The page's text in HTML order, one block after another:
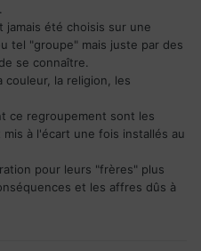
été choisis sur une
tel "groupe" mais juste par des
se connaître.
la religion, les
ce regroupement sont les
à l'écart une fois installés au
pour leurs "frères" plus
et les affres dûs à